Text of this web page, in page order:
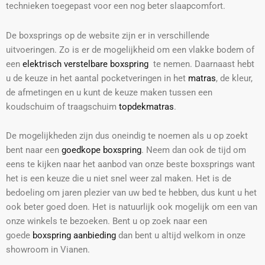
technieken toegepast voor een nog beter slaapcomfort.
De boxsprings op de website zijn er in verschillende
uitvoeringen. Zo is er de mogelijkheid om een vlakke bodem of
een elektrisch verstelbare boxspring te nemen. Daarnaast hebt
u de keuze in het aantal pocketveringen in het matras, de kleur,
de afmetingen en u kunt de keuze maken tussen een
koudschuim of traagschuim topdekmatras.
De mogelijkheden zijn dus oneindig te noemen als u op zoekt
bent naar een goedkope boxspring. Neem dan ook de tijd om
eens te kijken naar het aanbod van onze beste boxsprings want
het is een keuze die u niet snel weer zal maken. Het is de
bedoeling om jaren plezier van uw bed te hebben, dus kunt u het
ook beter goed doen. Het is natuurlijk ook mogelijk om een van
onze winkels te bezoeken. Bent u op zoek naar een
goede boxspring aanbieding dan bent u altijd welkom in onze
showroom in Vianen.